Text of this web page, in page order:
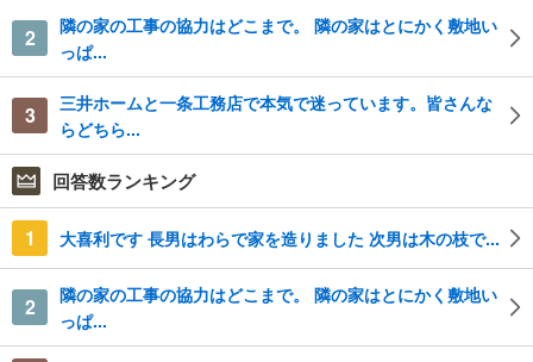
2
隣の家の工事の協力はどこまで。 隣の家はとにかく敷地い
っぱ...
3
三井ホームと一条工務店で本気で迷っています。皆さんな
らどちら...
回答数ランキング
1 大喜利です 長男はわらで家を造りました 次男は木の枝で...
2
隣の家の工事の協力はどこまで。 隣の家はとにかく敷地い
っぱ...